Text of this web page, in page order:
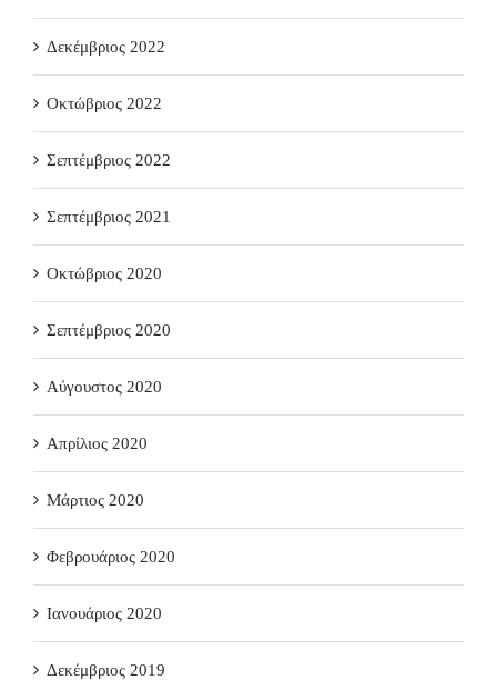
Δεκέμβριος 2022
Οκτώβριος 2022
Σεπτέμβριος 2022
Σεπτέμβριος 2021
Οκτώβριος 2020
Σεπτέμβριος 2020
Αύγουστος 2020
Απρίλιος 2020
Μάρτιος 2020
Φεβρουάριος 2020
Ιανουάριος 2020
Δεκέμβριος 2019